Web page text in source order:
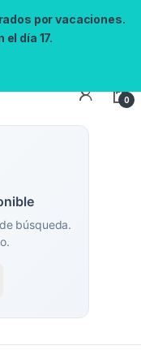
por vacaciones.
día 17.
0
búsqueda.